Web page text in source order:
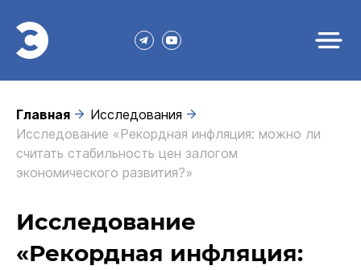
Главная
Исследования
Исследование «Рекордная инфляция: можно ли
считать стабильность цен залогом
экономического развития?»
Исследование
«Рекордная инфляция: